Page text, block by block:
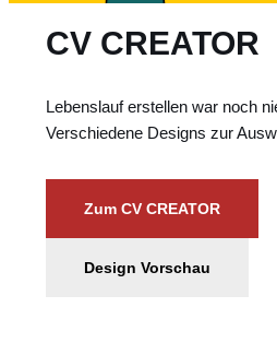
CV CREATOR
Lebenslauf erstellen war noch
Verschiedene Designs zur
Zum CV CREATOR
Design Vorschau